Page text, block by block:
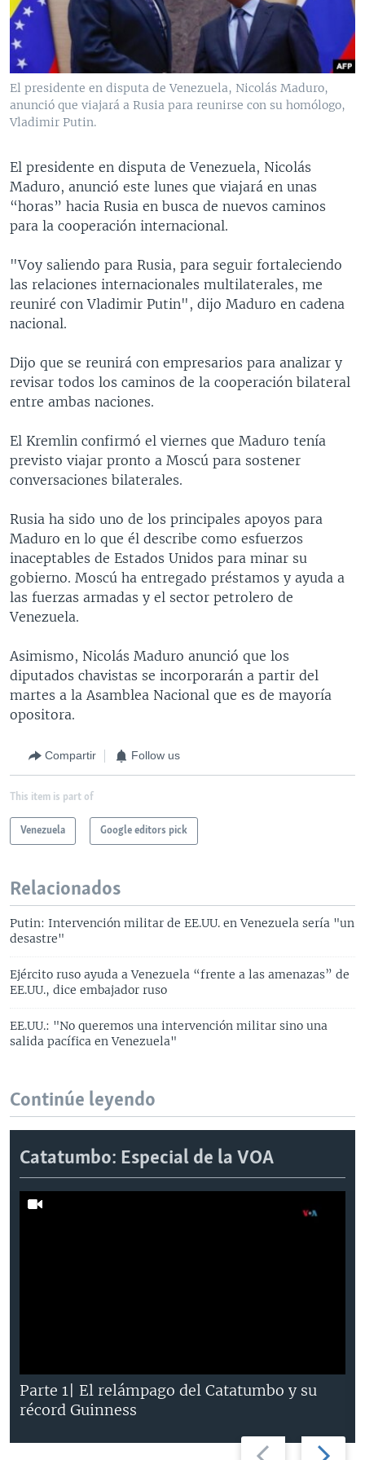
VENEZUELA
BRASIL
NICARAGUA
ECONOMÍA
ENTRETENIMIENTO Y CULTURA
TECNOLOGÍA
DEPORTES
MULTIMEDIA
VIDEOS
FOTOGRAFÍA
AUDIOS
PROGRAMAS TV
EL MUNDO AL DÍA
FORO INTERAMERICANO
LAS CLAVES
PANORAMA
RADIO
AVANCE INFORMATIVO
BUENOS DÍAS AMÉRICA
ESTADOS UNIDOS AL DÍA
EL MUNDO AL DÍA [RADIO]
DEPORTIVO INTERNACIONAL
NOTA ECONÓMICA
DIRECT
Learning English
SÍGANOS
Idiomas
El presidente en disputa de Venezuela, Nicolás Maduro,
anunció que viajará a Rusia para reunirse con su homólogo,
Vladimir Putin.
El presidente en disputa de Venezuela, Nicolás
Maduro, anunció este lunes que viajará en unas
“horas” hacia Rusia en busca de nuevos caminos
para la cooperación internacional.
"Voy saliendo para Rusia, para seguir fortaleciendo
las relaciones internacionales multilaterales, me
reuniré con Vladimir Putin", dijo Maduro en cadena
nacional.
Dijo que se reunirá con empresarios para analizar y
revisar todos los caminos de la cooperación bilateral
entre ambas naciones.
El Kremlin confirmó el viernes que Maduro tenía
previsto viajar pronto a Moscú para sostener
conversaciones bilaterales.
Rusia ha sido uno de los principales apoyos para
Maduro en lo que él describe como esfuerzos
inaceptables de Estados Unidos para minar su
gobierno. Moscú ha entregado préstamos y ayuda a
las fuerzas armadas y el sector petrolero de
Venezuela.
Asimismo, Nicolás Maduro anunció que los
diputados chavistas se incorporarán a partir del
martes a la Asamblea Nacional que es de mayoría
opositora.
Compartir Follow us
This item is part of
Venezuela Google editors pick
Relacionados
Putin: Intervención militar de EE.UU. en Venezuela sería "un
desastre"
Ejército ruso ayuda a Venezuela “frente a las amenazas” de
EE.UU., dice embajador ruso
EE.UU.: "No queremos una intervención militar sino una
salida pacífica en Venezuela"
Continúe leyendo
Catatumbo: Especial de la VOA
Previous Next
Parte 1| El relámpago del Catatumbo y su
récord Guinness